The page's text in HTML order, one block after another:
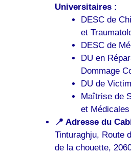
Universitaires :
DESC de
et
DESC de
DU en
Dommage
DU de
Maîtrise de
et Médicales
📍 Adresse du
Tinturaghju, Route
de la chouette,